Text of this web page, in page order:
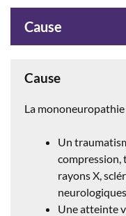
Cause
Cause
La
Un
rayons X,
Une atteinte